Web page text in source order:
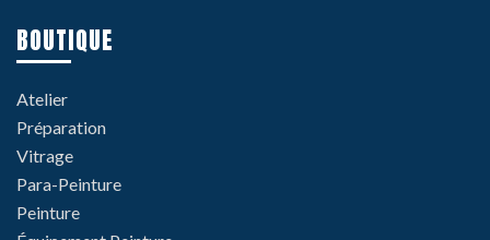
BOUTIQUE
Atelier
Préparation
Vitrage
Para-Peinture
Peinture